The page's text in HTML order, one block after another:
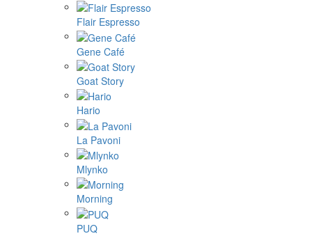
Flair Espresso
Gene Café
Goat Story
Hario
La Pavoni
Mlynko
Morning
PUQ